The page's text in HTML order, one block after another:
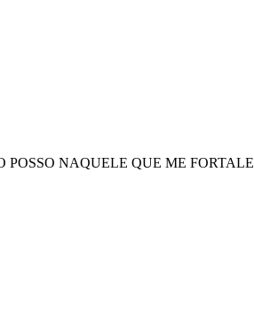
POSSO NAQUELE QUE ME